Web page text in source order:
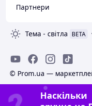
Партнери
Тема - світла BETA
© Prom.ua —
Наскільки